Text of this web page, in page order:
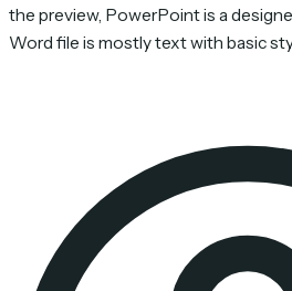
the preview, PowerPoint is a
Word file is mostly text with basic